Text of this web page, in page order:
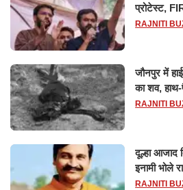
प्रोटेस्ट,
सहमति
RAJNITI
जौनपुर में
का शव,
RAJNITI
दूल्हा आजाद
इनामी भोले
14 दिन के
RAJNITI